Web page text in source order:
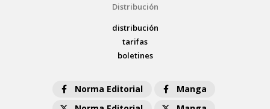
Distribución
distribución
tarifas
boletines
Norma Editorial
Manga